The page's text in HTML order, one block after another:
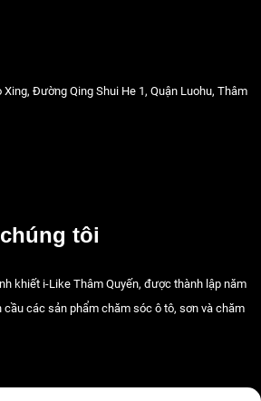
Xing, Đường Qing Shui He 1, Quận Luohu, Thâm
tôi
khiết i-Like Thâm Quyến, được thành lập năm
cầu các sản phẩm chăm sóc ô tô, sơn và chăm